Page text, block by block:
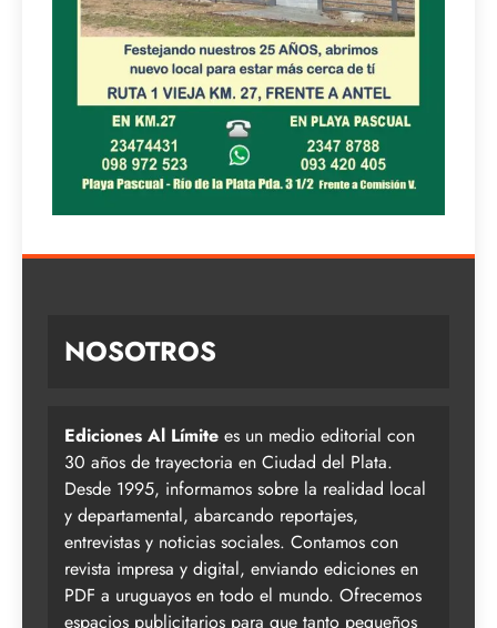
NOSOTROS
Ediciones Al Límite es un medio editorial con
30 años de trayectoria en Ciudad del Plata.
Desde 1995, informamos sobre la realidad local
y departamental, abarcando reportajes,
entrevistas y noticias sociales. Contamos con
revista impresa y digital, enviando ediciones en
PDF a uruguayos en todo el mundo. Ofrecemos
espacios publicitarios para que tanto pequeños